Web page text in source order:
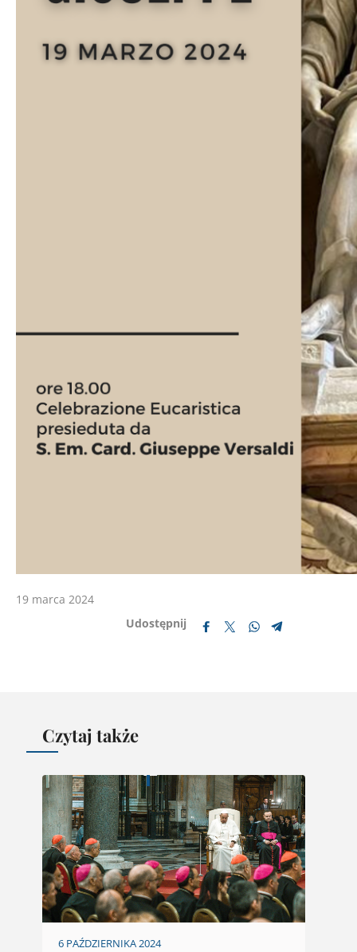
19 marca 2024
Udostępnij
Czytaj także
6 PAŹDZIERNIKA 2024